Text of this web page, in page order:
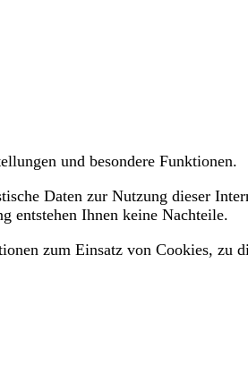
und besondere Funktionen.
Daten zur Nutzung dieser
Ihnen keine Nachteile.
zum Einsatz von Cookies, zu